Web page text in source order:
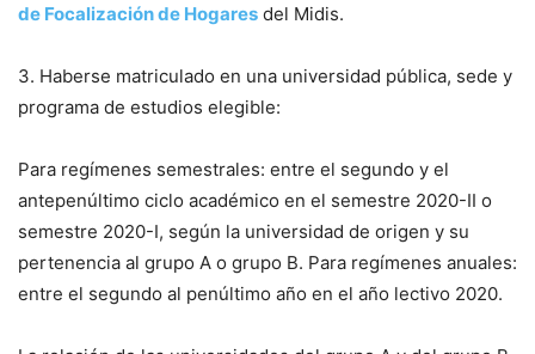
de Focalización de Hogares del Midis.
3. Haberse matriculado en una universidad pública, sede y
programa de estudios elegible:
Para regímenes semestrales: entre el segundo y el
antepenúltimo ciclo académico en el semestre 2020-II o
semestre 2020-I, según la universidad de origen y su
pertenencia al grupo A o grupo B. Para regímenes anuales:
entre el segundo al penúltimo año en el año lectivo 2020.